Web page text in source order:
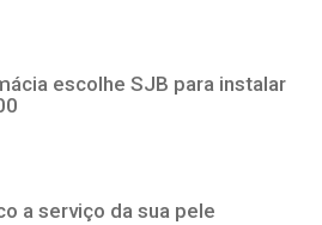
escolhe SJB para instalar
a serviço da sua pele